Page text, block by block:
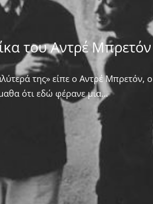
του Αντρέ Μπρετόν
της» είπε ο Αντρέ Μπρετόν, ο
ότι εδώ φέρανε μια…